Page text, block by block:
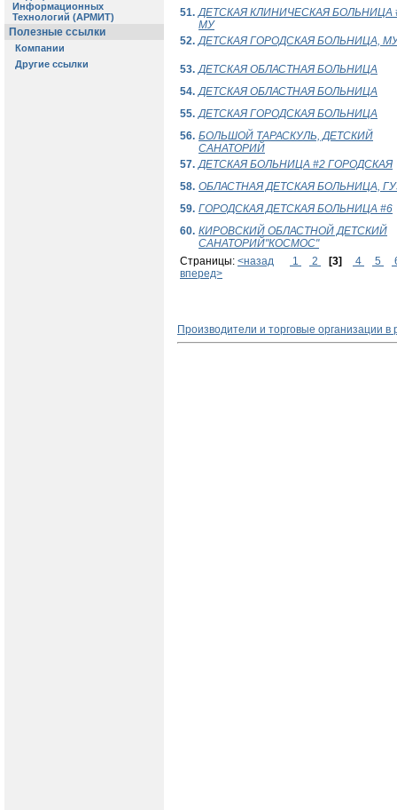
51. ДЕТСКАЯ КЛИНИЧЕСКАЯ БОЛЬНИЦА
МУ
52. ДЕТСКАЯ ГОРОДСКАЯ БОЛЬНИЦА,
53. ДЕТСКАЯ ОБЛАСТНАЯ БОЛЬНИЦА
54. ДЕТСКАЯ ОБЛАСТНАЯ БОЛЬНИЦА
55. ДЕТСКАЯ ГОРОДСКАЯ БОЛЬНИЦА
56. БОЛЬШОЙ ТАРАСКУЛЬ, ДЕТСКИЙ
САНАТОРИЙ
57. ДЕТСКАЯ БОЛЬНИЦА #2 ГОРОДСКАЯ
58. ОБЛАСТНАЯ ДЕТСКАЯ БОЛЬНИЦА,
59. ГОРОДСКАЯ ДЕТСКАЯ БОЛЬНИЦА #6
60. КИРОВСКИЙ ОБЛАСТНОЙ ДЕТСКИЙ
САНАТОРИЙ"КОСМОС"
Страницы: <назад 1 2 [3] 4 5
вперед>
Производители и торговые организации в